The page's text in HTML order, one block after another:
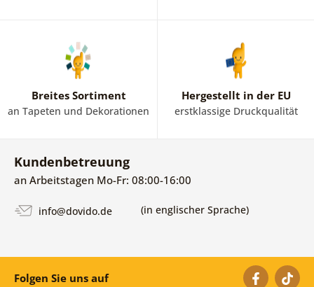
Breites Sortiment
an Tapeten und Dekorationen
Hergestellt in der EU
erstklassige Druckqualität
Kundenbetreuung
an Arbeitstagen Mo-Fr: 08:00-16:00
info@dovido.de (in englischer Sprache)
Folgen Sie uns auf